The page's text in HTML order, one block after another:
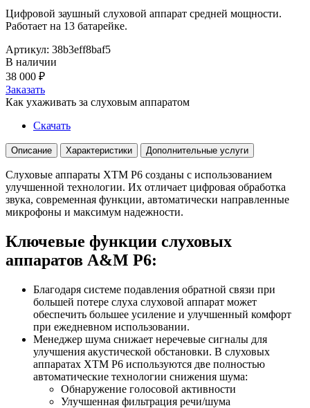
Цифровой заушный слуховой аппарат средней мощности.
Работает на 13 батарейке.
Артикул: 38b3eff8baf5
В наличии
38 000 ₽
Заказать
Как ухаживать за слуховым аппаратом
Скачать
Описание Характеристики Дополнительные услуги
Слуховые аппараты XTM P6 созданы с использованием
улучшенной технологии. Их отличает цифровая обработка
звука, современная функции, автоматически направленные
микрофоны и максимум надежности.
Ключевые функции слуховых
аппаратов A&M P6:
Благодаря системе подавления обратной связи при
большей потере слуха слуховой аппарат может
обеспечить большее усиление и улучшенный комфорт
при ежедневном использовании.
Менеджер шума снижает неречевые сигналы для
улучшения акустической обстановки. В слуховых
аппаратах XTM P6 используются две полностью
автоматические технологии снижения шума:
Обнаружение голосовой активности
Улучшенная фильтрация речи/шума